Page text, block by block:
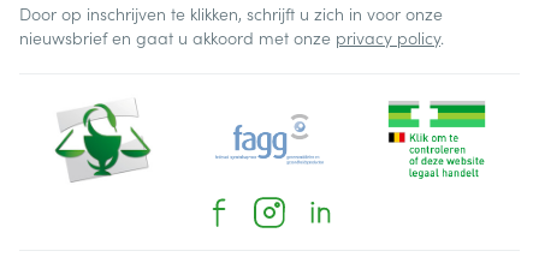
Door op inschrijven te klikken, schrijft u zich in voor onze
nieuwsbrief en gaat u akkoord met onze privacy policy.